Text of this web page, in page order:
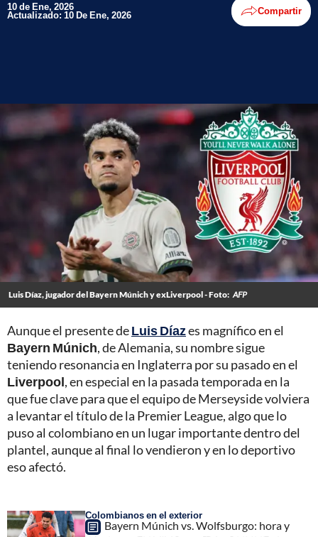
10 de Ene, 2026
Actualizado: 10 De Ene, 2026 Compartir
Luis Díaz, jugador del Bayern Múnich y exLiverpool - Foto: AFP
Aunque el presente deLuis Díazes magnífico en el
Bayern Múnich, de Alemania, su nombre sigue
teniendo resonancia en Inglaterra por su pasado en el
Liverpool, en especial en la pasada temporada en la
que fue clave para que el equipo de Merseyside volviera
a levantar el título de la Premier League, algo que lo
puso al colombiano en un lugar importante dentro del
plantel, aunque al final lo vendieron y en lo deportivo
eso afectó.
Colombianos en el exterior
Bayern Múnich vs. Wolfsburgo: hora y